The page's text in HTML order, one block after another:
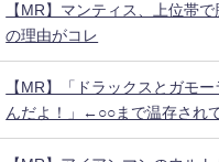
【MR】マンティス、上位帯で
の理由がコレ
【MR】「ドラックスとガモ
んだよ！」←○○まで温存され